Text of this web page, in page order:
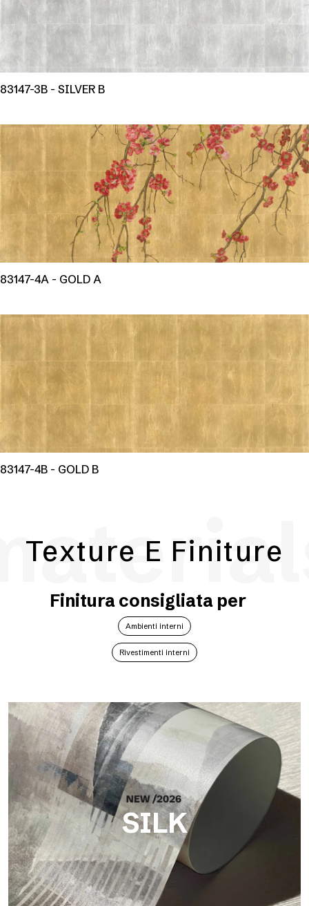
83147-3B - SILVER B
83147-4A - GOLD A
83147-4B - GOLD B
Texture E Finiture
Finitura consigliata per
Ambienti interni
Rivestimenti interni
SILK